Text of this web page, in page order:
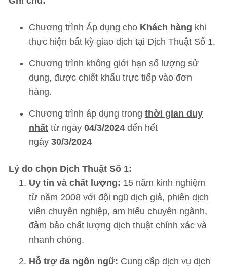
Chương trình Áp dụng cho Khách hàng khi
thực hiện bất kỳ giao dịch tại Dịch Thuật Số 1.
Chương trình không giới hạn số lượng sử
dụng, được chiết khấu trực tiếp vào đơn
hàng.
Chương trình áp dụng trong thời gian duy
nhất từ ngày 04/3/2024 đến hết
ngày 30/3/2024
Lý do chọn Dịch Thuật Số 1:
Uy tín và chất lượng: 15 năm kinh nghiệm
từ năm 2008 với đội ngũ dịch giả, phiên dịch
viên chuyên nghiệp, am hiểu chuyên ngành,
đảm bảo chất lượng dịch thuật chính xác và
nhanh chóng.
Hỗ trợ đa ngôn ngữ: Cung cấp dịch vụ dịch